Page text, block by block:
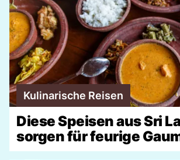
Kulinarische Reisen
Diese Speisen aus Sri
sorgen für feurige